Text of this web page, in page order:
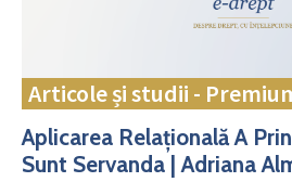
Articole și studii -
Aplicarea Relațională A
Sunt Servanda | Adriana